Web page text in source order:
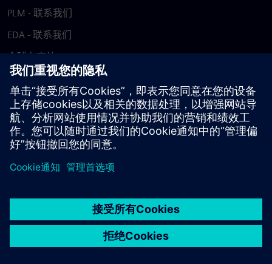
PLM - 联系我们
EDA - 联系我们
全球办事处
支持中心
提供反馈
报告盗版行为
© Siemens2026